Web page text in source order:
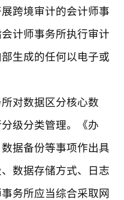
跨境审计的会计师事
计师事务所执行审计
生成的任何以电子或
对数据区分核心数
级分类管理。《办
据备份等事项作出具
数据存储方式、日志
务所应当综合采取网